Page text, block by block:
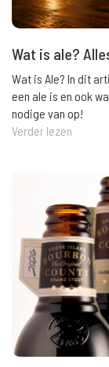
Wat is ale?
Wat is Ale? In dit
een ale is en ook
nodige van op!
Verder lezen